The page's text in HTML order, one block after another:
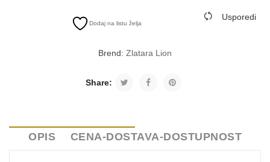
Dodaj na listu želja
Usporedi
Brend: Zlatara Lion
Share:
OPIS CENA-DOSTAVA-DOSTUPNOST